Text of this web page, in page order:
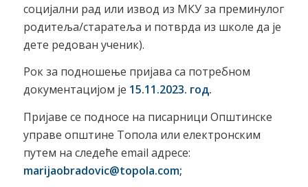
социјални рад или извод из МКУ за преминулог
родитеља/старатеља и потврда из школе да је
дете редован ученик).
Рок за подношење пријава са потребном
документацијом је 15.11.2023. год.
Пријаве се подносе на писарници Општинске
управе општине Топола или електронским
путем на следеће email адресе:
marijaobradovic@topola.com;